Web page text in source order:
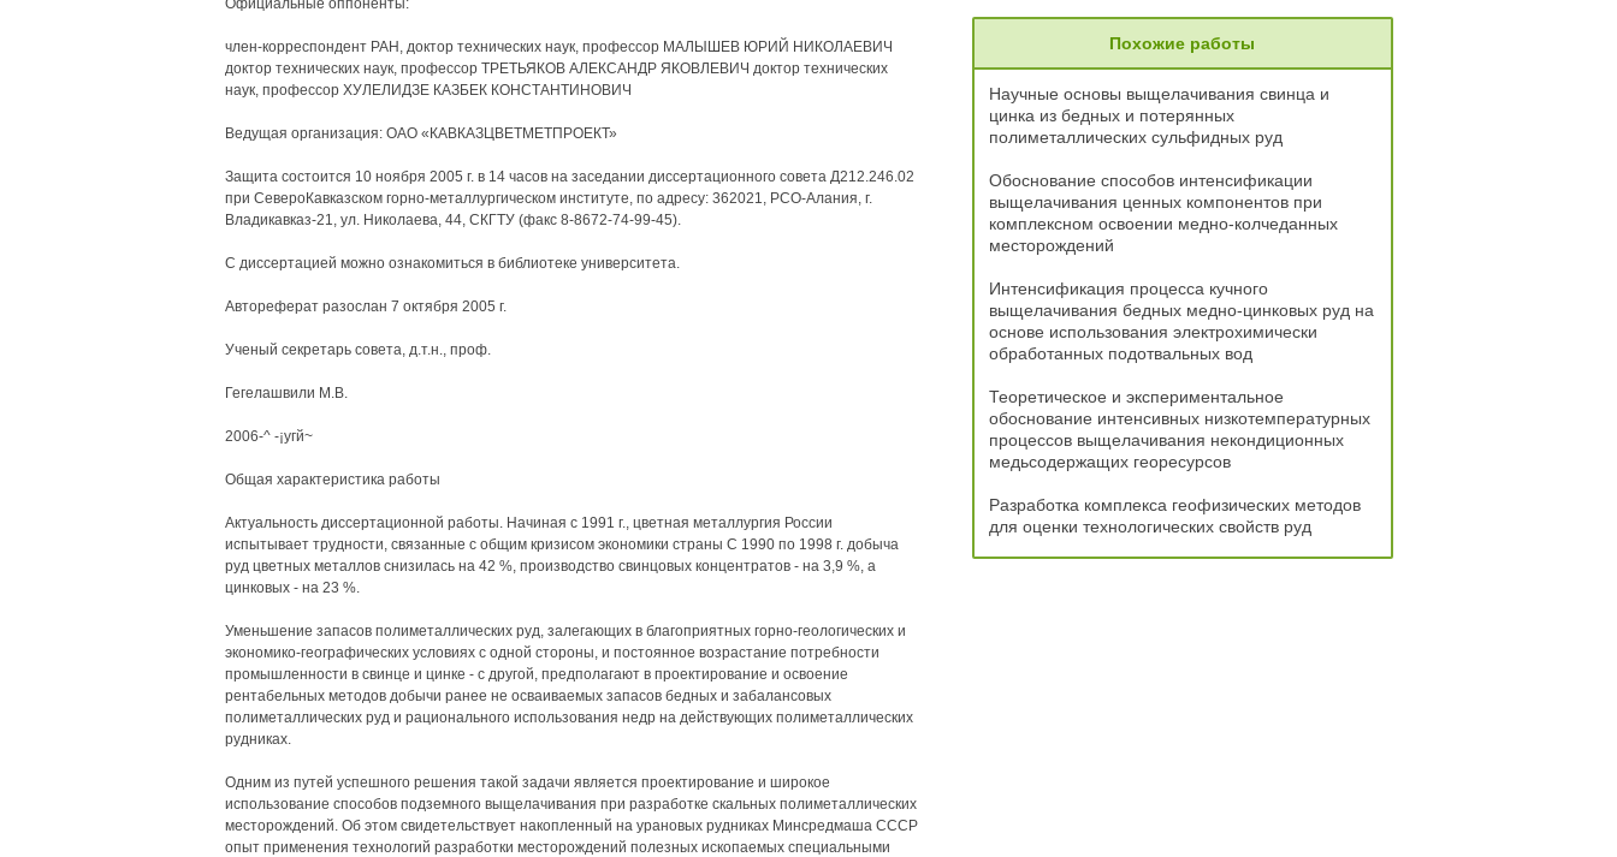
Официальные оппоненты:
член-корреспондент РАН, доктор технических наук, профессор МАЛЫШЕВ ЮРИЙ НИКОЛАЕВИЧ
доктор технических наук, профессор ТРЕТЬЯКОВ АЛЕКСАНДР ЯКОВЛЕВИЧ доктор технических
наук, профессор ХУЛЕЛИДЗЕ КАЗБЕК КОНСТАНТИНОВИЧ
Ведущая организация: ОАО «КАВКАЗЦВЕТМЕТПРОЕКТ»
Защита состоится 10 ноября 2005 г. в 14 часов на заседании диссертационного совета Д212.246.02
при СевероКавказском горно-металлургическом институте, по адресу: 362021, PCO-Алания, г.
Владикавказ-21, ул. Николаева, 44, СКГТУ (факс 8-8672-74-99-45).
С диссертацией можно ознакомиться в библиотеке университета.
Автореферат разослан 7 октября 2005 г.
Ученый секретарь совета, д.т.н., проф.
Гегелашвили М.В.
2006-^ -¡угй~
Общая характеристика работы
Актуальность диссертационной работы. Начиная с 1991 г., цветная металлургия России
испытывает трудности, связанные с общим кризисом экономики страны С 1990 по 1998 г. добыча
руд цветных металлов снизилась на 42 %, производство свинцовых концентратов - на 3,9 %, а
цинковых - на 23 %.
Уменьшение запасов полиметаллических руд, залегающих в благоприятных горно-геологических и
экономико-географических условиях с одной стороны, и постоянное возрастание потребности
промышленности в свинце и цинке - с другой, предполагают в проектирование и освоение
рентабельных методов добычи ранее не осваиваемых запасов бедных и забалансовых
полиметаллических руд и рационального использования недр на действующих полиметаллических
рудниках.
Одним из путей успешного решения такой задачи является проектирование и широкое
использование способов подземного выщелачивания при разработке скальных полиметаллических
месторождений. Об этом свидетельствует накопленный на урановых рудниках Минсредмаша СССР
опыт применения технологий разработки месторождений полезных ископаемых специальными
Похожие работы
Научные основы выщелачивания свинца и
цинка из бедных и потерянных
полиметаллических сульфидных руд
Обоснование способов интенсификации
выщелачивания ценных компонентов при
комплексном освоении медно-колчеданных
месторождений
Интенсификация процесса кучного
выщелачивания бедных медно-цинковых руд на
основе использования электрохимически
обработанных подотвальных вод
Теоретическое и экспериментальное
обоснование интенсивных низкотемпературных
процессов выщелачивания некондиционных
медьсодержащих георесурсов
Разработка комплекса геофизических методов
для оценки технологических свойств руд